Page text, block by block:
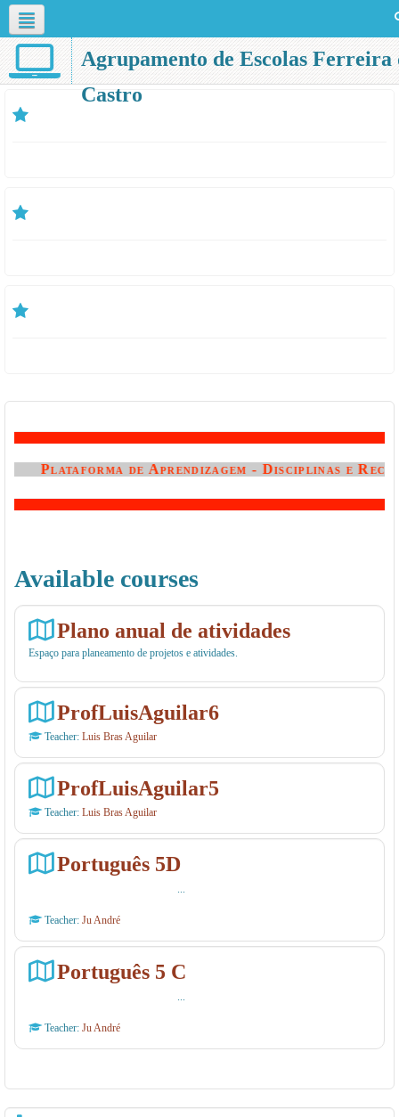
English ‎(en)‎
Agrupamento de Escolas Ferreira
Castro
Plataforma de Aprendizagem - Disciplinas e
Available courses
Plano anual de atividades
Espaço para planeamento de projetos e atividades.
ProfLuisAguilar6
Teacher: Luis Bras Aguilar
ProfLuisAguilar5
Teacher: Luis Bras Aguilar
Português 5D
...
Teacher: Ju André
Português 5 C
...
Teacher: Ju André